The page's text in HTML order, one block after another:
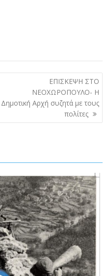
ΕΠΙΣΚΕΨΗ ΣΤΟ
ΝΕΟΧΩΡΟΠΟΥΛΟ- Η
Δημοτική Αρχή συζητά με τους
πολίτες